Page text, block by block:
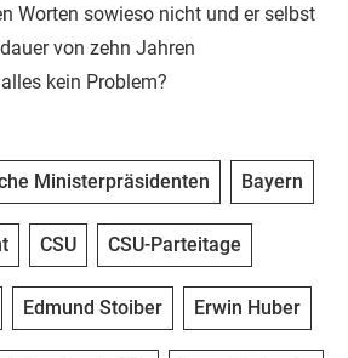
Worten sowieso nicht und er selbst
von zehn Jahren
kein Problem?
Ministerpräsidenten Bayern
CSU CSU-Parteitage
Edmund Stoiber Erwin Huber